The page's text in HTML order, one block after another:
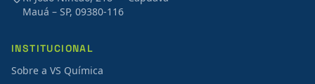
Mauá – SP, 09380-116
INSTITUCIONAL
Sobre a VS Química